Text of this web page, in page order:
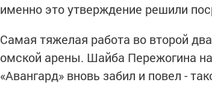
именно это утверждение решили
Самая тяжелая работа во второй
омской арены. Шайба Пережогина
«Авангард» вновь забил и повел -